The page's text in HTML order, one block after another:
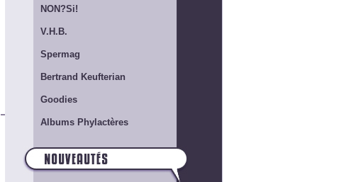
NON?Si!
V.H.B.
Spermag
Bertrand Keufterian
Goodies
Albums Phylactères